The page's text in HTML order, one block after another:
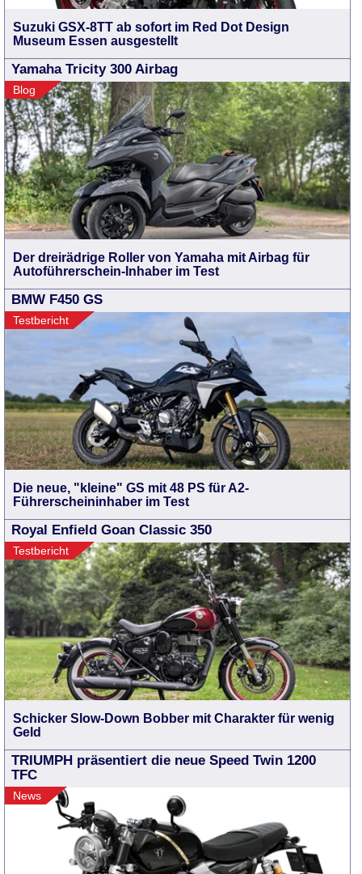
Suzuki GSX-8TT ab sofort im Red Dot Design
Museum Essen ausgestellt
Yamaha Tricity 300 Airbag
Blog
Der dreirädrige Roller von Yamaha mit Airbag für
Autoführerschein-Inhaber im Test
BMW F450 GS
Testbericht
Die neue, "kleine" GS mit 48 PS für A2-
Führerscheininhaber im Test
Royal Enfield Goan Classic 350
Testbericht
Schicker Slow-Down Bobber mit Charakter für wenig
Geld
TRIUMPH präsentiert die neue Speed Twin 1200
TFC
News